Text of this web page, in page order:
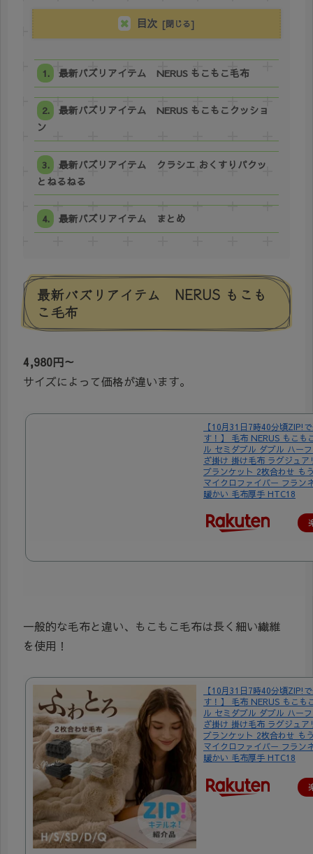
目次
最新バズリアイテム NERUS もこもこ毛布
最新バズリアイテム NERUS もこもこクッショ
ン
最新バズリアイテム クラシエ おくすりパクッ
とねるねる
最新バズリアイテム まとめ
最新バズリアイテム NERUS もこも
こ毛布
4,980円～
サイズによって価格が違います。
【10月31日7時40分頃ZIP!
す！】 毛布 NERUS もこも
ル セミダブル ダブル ハー
ざ掛け 掛け毛布 ラグジュア
ブランケット 2枚合わせ も
マイクロファイバー フラン
暖かい 毛布厚手 HTC18
一般的な毛布と違い、もこもこ毛布は長く細い繊維
を使用！
【10月31日7時40分頃ZIP!
す！】 毛布 NERUS もこも
ル セミダブル ダブル ハー
ざ掛け 掛け毛布 ラグジュア
ブランケット 2枚合わせ も
マイクロファイバー フラン
暖かい 毛布厚手 HTC18